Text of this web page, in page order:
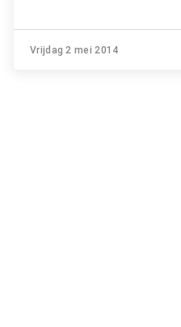
Vrijdag 2 mei 2014